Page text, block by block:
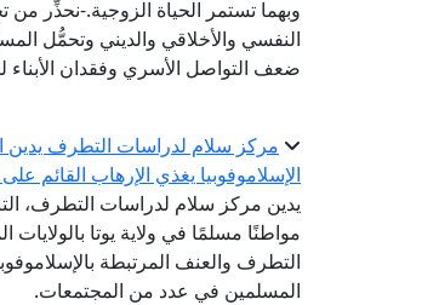
وبهما تستمر الحياة الزوجية.-نحذِّر من
النفسي والأخلاقي والديني وتحمُّل
ضعف التواصل الأسري وفقدان الأبناء
مركز سلام لدراسات التطرف يدين
الإسلاموفوبيا يغذي الإرهاب القائم
يدين مركز سلام لدراسات التطرف،
مواطنًا مسلمًا في ولاية يوتا بالولايات
التطرف والعنف المرتبطة
المسلمين في عدد من المجتمعات.